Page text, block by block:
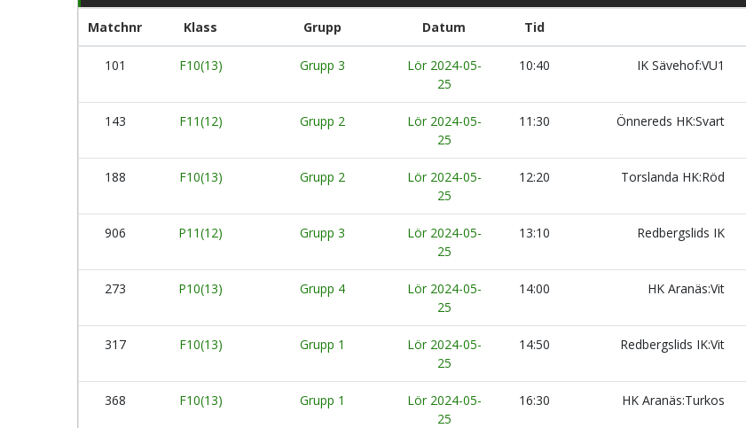
Matchnr Klass Grupp Datum Tid
101 F10(13) Grupp 3
Lör 2024-05-
25
10:40 IK Sävehof:VU1
143 F11(12) Grupp 2
Lör 2024-05-
25
11:30 Önnereds HK:Svart
188 F10(13) Grupp 2
Lör 2024-05-
25
12:20 Torslanda HK:Röd
906 P11(12) Grupp 3
Lör 2024-05-
25
13:10 Redbergslids IK
273 P10(13) Grupp 4
Lör 2024-05-
25
14:00 HK Aranäs:Vit
317 F10(13) Grupp 1
Lör 2024-05-
25
14:50 Redbergslids IK:Vit
368 F10(13) Grupp 1
Lör 2024-05-
25
16:30 HK Aranäs:Turkos